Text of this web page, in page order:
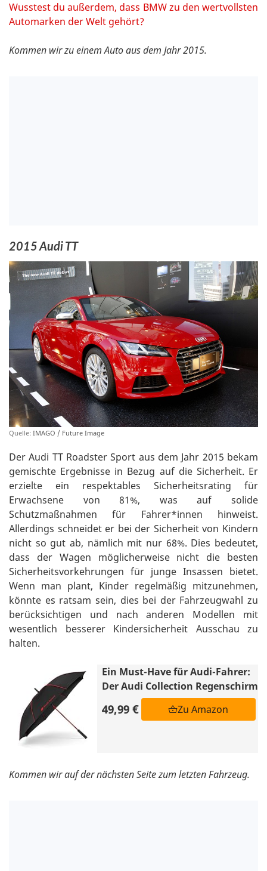
Wusstest du außerdem, dass BMW zu den wertvollsten
Automarken der Welt gehört?
Kommen wir zu einem Auto aus dem Jahr 2015.
2015 Audi TT
Quelle: IMAGO / Future Image
Der Audi TT Roadster Sport aus dem Jahr 2015 bekam
gemischte Ergebnisse in Bezug auf die Sicherheit. Er
erzielte ein respektables Sicherheitsrating für
Erwachsene von 81%, was auf solide
Schutzmaßnahmen für Fahrer*innen hinweist.
Allerdings schneidet er bei der Sicherheit von Kindern
nicht so gut ab, nämlich mit nur 68%. Dies bedeutet,
dass der Wagen möglicherweise nicht die besten
Sicherheitsvorkehrungen für junge Insassen bietet.
Wenn man plant, Kinder regelmäßig mitzunehmen,
könnte es ratsam sein, dies bei der Fahrzeugwahl zu
berücksichtigen und nach anderen Modellen mit
wesentlich besserer Kindersicherheit Ausschau zu
halten.
Ein Must-Have für Audi-Fahrer:
Der Audi Collection Regenschirm
49,99 € Zu Amazon
Kommen wir auf der nächsten Seite zum letzten Fahrzeug.